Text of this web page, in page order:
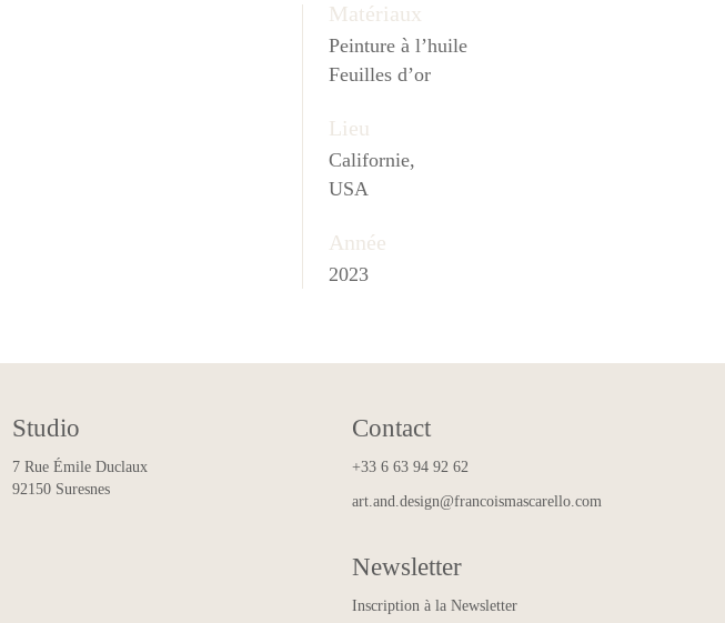
Matériaux
Peinture à l’huile
Feuilles d’or
Lieu
Californie,
USA
Année
2023
Studio
7 Rue Émile Duclaux
92150 Suresnes
Contact
+33 6 63 94 92 62
art.and.design@francoismascarello.com
Newsletter
Inscription à la Newsletter